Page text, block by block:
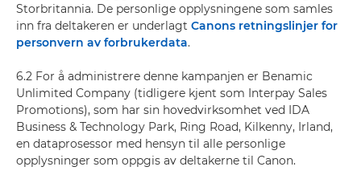
Storbritannia. De personlige opplysningene som samles
inn fra deltakeren er underlagt Canons retningslinjer for
personvern av forbrukerdata.
6.2 For å administrere denne kampanjen er Benamic
Unlimited Company (tidligere kjent som Interpay Sales
Promotions), som har sin hovedvirksomhet ved IDA
Business & Technology Park, Ring Road, Kilkenny, Irland,
en dataprosessor med hensyn til alle personlige
opplysninger som oppgis av deltakerne til Canon.